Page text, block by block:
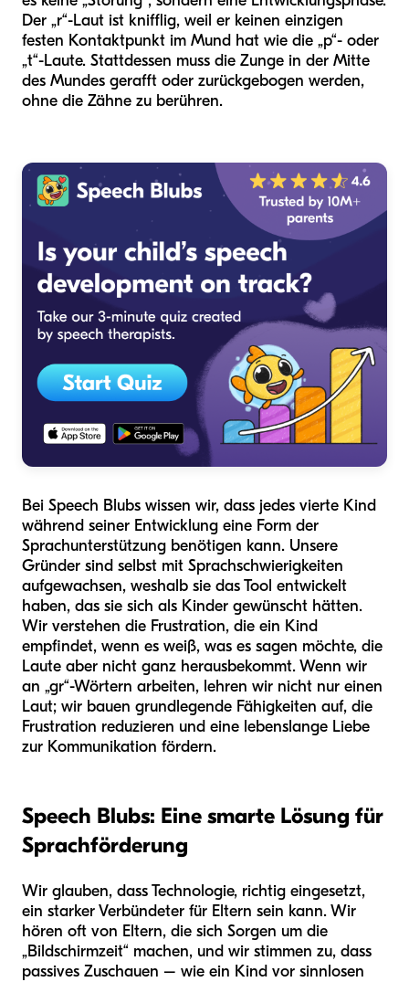
Der „r“-Laut ist knifflig, weil er keinen einzigen
festen Kontaktpunkt im Mund hat wie die „p“- oder
„t“-Laute. Stattdessen muss die Zunge in der Mitte
des Mundes gerafft oder zurückgebogen werden,
ohne die Zähne zu berühren.
Bei Speech Blubs wissen wir, dass jedes vierte Kind
während seiner Entwicklung eine Form der
Sprachunterstützung benötigen kann. Unsere
Gründer sind selbst mit Sprachschwierigkeiten
aufgewachsen, weshalb sie das Tool entwickelt
haben, das sie sich als Kinder gewünscht hätten.
Wir verstehen die Frustration, die ein Kind
empfindet, wenn es weiß, was es sagen möchte, die
Laute aber nicht ganz herausbekommt. Wenn wir
an „gr“-Wörtern arbeiten, lehren wir nicht nur einen
Laut; wir bauen grundlegende Fähigkeiten auf, die
Frustration reduzieren und eine lebenslange Liebe
zur Kommunikation fördern.
Speech Blubs: Eine smarte Lösung für
Sprachförderung
Wir glauben, dass Technologie, richtig eingesetzt,
ein starker Verbündeter für Eltern sein kann. Wir
hören oft von Eltern, die sich Sorgen um die
„Bildschirmzeit“ machen, und wir stimmen zu, dass
passives Zuschauen – wie ein Kind vor sinnlosen